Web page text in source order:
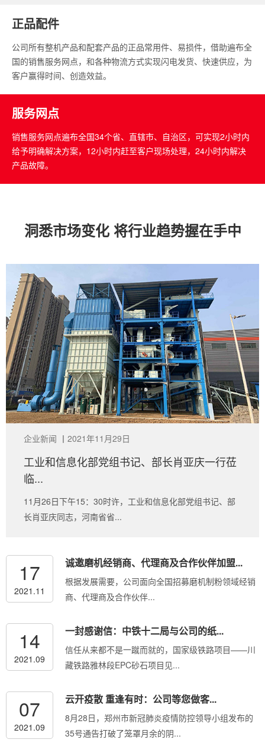
正品配件
公司所有整机产品和配套产品的正品常用件、易损件，借助遍布全
国的销售服务网点，和各种物流方式实现闪电发货、快速供应，为
客户赢得时间、创造效益。
服务网点
销售服务网点遍布全国34个省、直辖市、自治区，可实现2小时内
给予明确解决方案，12小时内赶至客户现场处理，24小时内解决
产品故障。
洞悉市场变化 将行业趋势握在手中
企业新闻 丨 2021年11月29日
工业和信息化部党组书记、部长肖亚庆一行莅
临...
11月26日下午15：30时许，工业和信息化部党组书记、部
长肖亚庆同志，河南省省...
17
2021.11
诚邀磨机经销商、代理商及合作伙伴加盟...
根据发展需要，公司面向全国招募磨机制粉领域经销
商、代理商及合作伙伴...
14
2021.09
一封感谢信：中铁十二局与公司的纸...
信任从来都不是一蹴而就的，国家级铁路项目——川
藏铁路雅林段EPC砂石项目见...
07
2021.09
云开疫散 重逢有时：公司等您做客...
8月28日，郑州市新冠肺炎疫情防控领导小组发布的
35号通告打破了笼罩月余的阴...